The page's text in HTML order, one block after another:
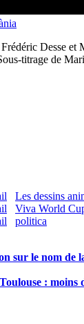
Desse et
titrage de
Les dessins
Viva World
politica
sur le nom de
: moins